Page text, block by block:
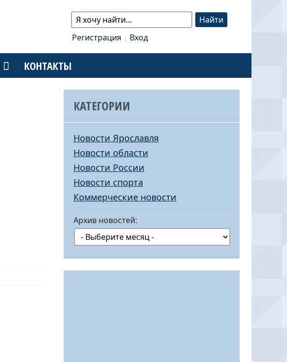
Регистрация | Вход
КОНТАКТЫ
КАТЕГОРИИ
Новости Ярославля
Новости области
Новости России
Новости спорта
Коммерческие новости
Архив новостей: